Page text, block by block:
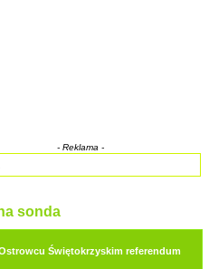
- Reklama -
sonda
Świętokrzyskim referendum